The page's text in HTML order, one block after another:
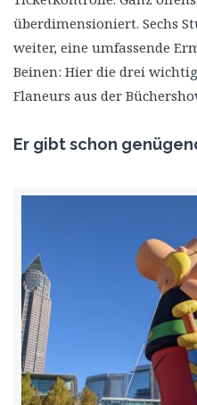
überdimensioniert. Sechs
weiter, eine umfassende
Beinen: Hier die drei
Flaneurs aus der
Er gibt schon